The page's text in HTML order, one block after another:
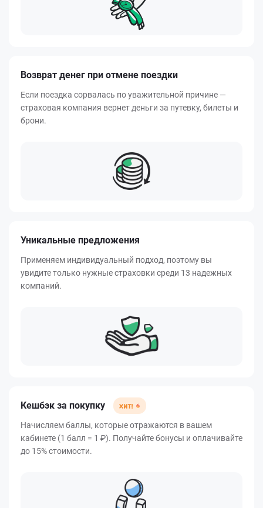
Возврат денег при отмене поездки
Если поездка сорвалась по уважительной причине —
страховая компания вернет деньги за путевку, билеты и
брони.
Уникальные предложения
Применяем индивидуальный подход, поэтому вы
увидите только нужные страховки среди 13 надежных
компаний.
Кешбэк за покупку
Начисляем баллы, которые отражаются в вашем
кабинете (1 балл = 1 ₽). Получайте бонусы и оплачивайте
до 15% стоимости.